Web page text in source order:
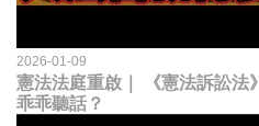
2026-01-09
憲法法庭重啟｜ 《憲法訴訟法
乖乖聽話？